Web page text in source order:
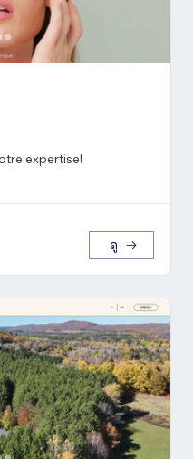
expertise!
ดู